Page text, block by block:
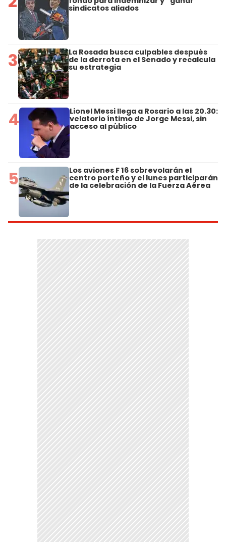
sindicatos aliados
3 La Rosada busca culpables después
de la derrota en el Senado y recalcula
su estrategia
4 Lionel Messi llega a Rosario a las 20.30:
velatorio íntimo de Jorge Messi, sin
acceso al público
5 Los aviones F 16 sobrevolarán el
centro porteño y el lunes participarán
de la celebración de la Fuerza Aérea